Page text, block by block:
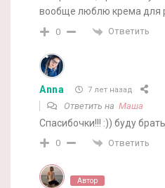
вообще люблю крема для
0 Ответить
Anna 7 лет назад
Ответить на Маша
Спасибочки!!! :)) буду
0 Ответить
Автор